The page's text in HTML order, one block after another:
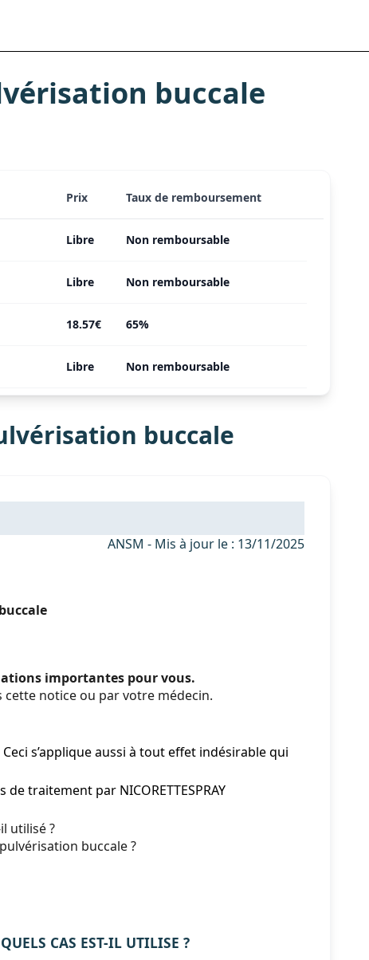
buccale
Prix Taux de remboursement
Libre Non remboursable
Libre Non remboursable
18.57€ 65%
Libre Non remboursable
buccale
ANSM - Mis à jour le : 13/11/2025
importantes pour vous.
notice ou par votre médecin.
s’applique aussi à tout effet indésirable qui
traitement par NICORETTESPRAY
utilisé ?
buccale ?
CAS EST-IL UTILISE ?